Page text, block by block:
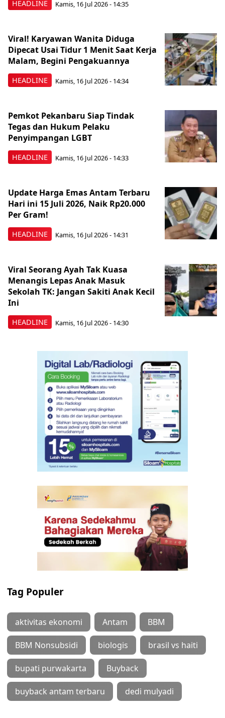
HEADLINE Kamis, 16 Jul 2026 - 14:35
HEADLINE
Viral! Karyawan Wanita Diduga
Dipecat Usai Tidur 1 Menit Saat Kerja
Malam, Begini Pengakuannya
Kamis, 16 Jul 2026 - 14:34
HEADLINE
Pemkot Pekanbaru Siap Tindak
Tegas dan Hukum Pelaku
Penyimpangan LGBT
Kamis, 16 Jul 2026 - 14:33
HEADLINE
Update Harga Emas Antam Terbaru
Hari ini 15 Juli 2026, Naik Rp20.000
Per Gram!
Kamis, 16 Jul 2026 - 14:31
HEADLINE
Viral Seorang Ayah Tak Kuasa
Menangis Lepas Anak Masuk
Sekolah TK: Jangan Sakiti Anak Kecil
Ini
Kamis, 16 Jul 2026 - 14:30
Tag Populer
aktivitas ekonomi Antam BBM
BBM Nonsubsidi biologis brasil vs haiti
bupati purwakarta Buyback
buyback antam terbaru dedi mulyadi